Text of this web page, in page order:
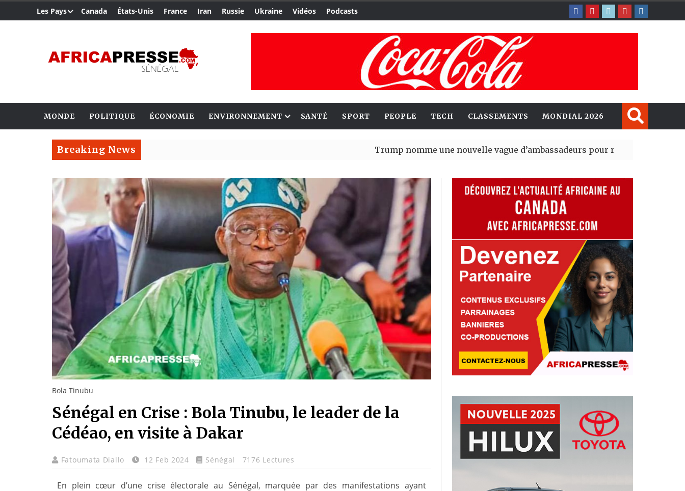
Les Pays Canada États-Unis France Iran Russie Ukraine Vidéos Podcasts
MONDE POLITIQUE ÉCONOMIE ENVIRONNEMENT SANTÉ SPORT PEOPLE TECH CLASSEMENTS MONDIAL 2026
Breaking News Trump nomme une nouvelle vague d’ambassadeurs pour renforcer la présence
Bola Tinubu
Sénégal en Crise : Bola Tinubu, le leader de la
Cédéao, en visite à Dakar
Fatoumata Diallo 12 Feb 2024 Sénégal 7176 Lectures
En plein cœur d’une crise électorale au Sénégal, marquée par des manifestations ayant